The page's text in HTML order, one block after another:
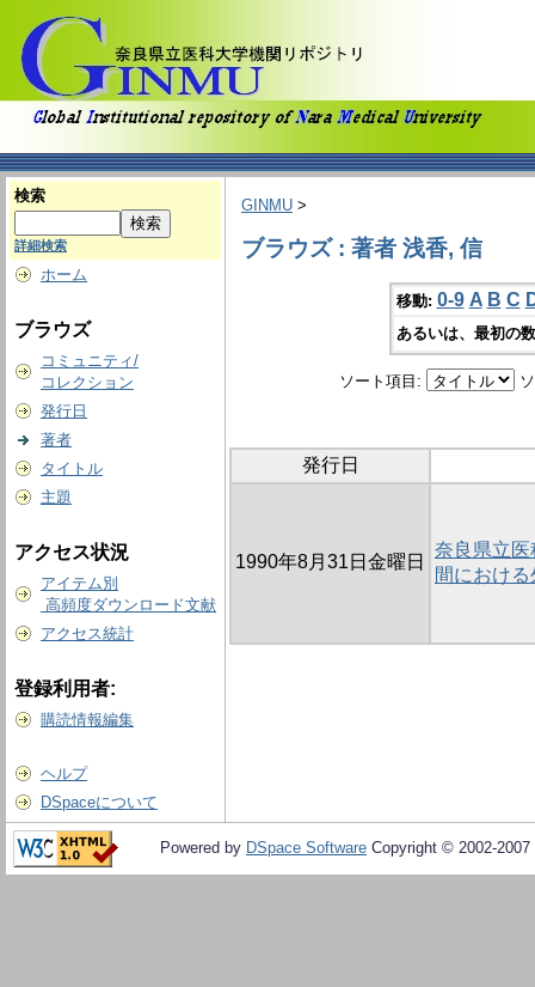
検索
詳細検索
ホーム
ブラウズ
コミュニティ/
コレクション
発行日
著者
タイトル
主題
アクセス状況
アイテム別
高頻度ダウンロード文献
アクセス統計
登録利用者:
購読情報編集
ヘルプ
DSpaceについて
GINMU >
ブラウズ : 著者 浅香, 信
移動: 0-9 A B C
あるいは、最初の
ソート項目:
発行日
1990年8月31日金曜日
奈良県立
間におけ
Powered by DSpace Software Copyright © 2002-2007